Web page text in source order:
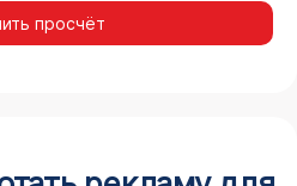
просчёт